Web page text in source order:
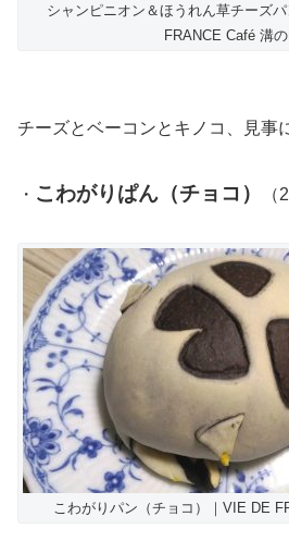
シャンピニオン＆ほうれん草チーズ
FRANCE Café 溝
チーズとベーコンとキノコ、見事
・ こわがりぱん（チョコ）
こわがりパン（チョコ）｜VIE DE